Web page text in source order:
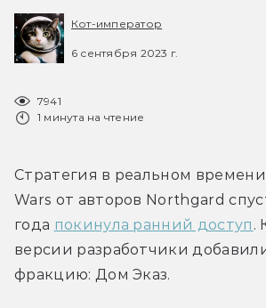
Кот-император
6 сентября 2023 г.
7941
1 минута на чтение
Стратегия в реальном времени
Wars от авторов Northgard
года покинула ранний доступ .
версии разработчики
фракцию: Дом Эказ.